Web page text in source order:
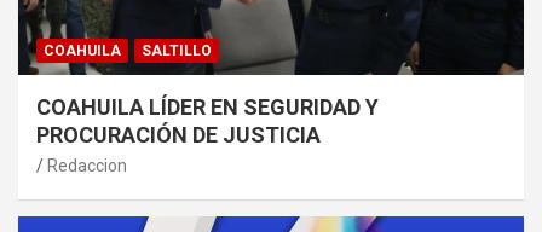
COAHUILA SALTILLO
COAHUILA LÍDER EN SEGURIDAD Y
PROCURACIÓN DE JUSTICIA
Redaccion